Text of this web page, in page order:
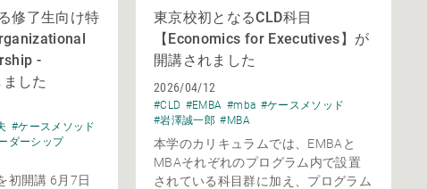
修了生向け特
-
した
#ケースメソッド
ダーシップ
初開講 6月7日
東京校初となるCLD科目
【Economics for Executives】が
開講されました
2026/04/12
#CLD #EMBA #mba #ケースメソッド
#岩澤誠一郎 #MBA
本学のカリキュラムでは、EMBAと
MBAそれぞれのプログラム内で設置
されている科目群に加え、プログラム